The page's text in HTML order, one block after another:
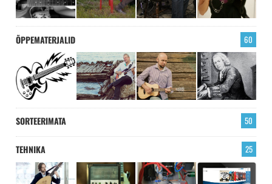
ÕPPEMATERJALID 60
SORTEERIMATA 50
TEHNIKA 25